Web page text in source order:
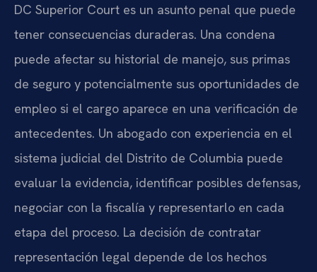
DC Superior Court es un asunto penal que puede
tener consecuencias duraderas. Una condena
puede afectar su historial de manejo, sus primas
de seguro y potencialmente sus oportunidades de
empleo si el cargo aparece en una verificación de
antecedentes. Un abogado con experiencia en el
sistema judicial del Distrito de Columbia puede
evaluar la evidencia, identificar posibles defensas,
negociar con la fiscalía y representarlo en cada
etapa del proceso. La decisión de contratar
representación legal depende de los hechos